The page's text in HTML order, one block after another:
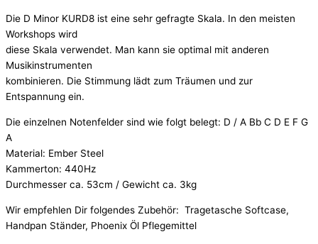
Die D Minor KURD8 ist eine sehr gefragte Skala. In den meisten
Workshops wird
diese Skala verwendet. Man kann sie optimal mit anderen
Musikinstrumenten
kombinieren. Die Stimmung lädt zum Träumen und zur
Entspannung ein.
Die einzelnen Notenfelder sind wie folgt belegt: D / A Bb C D E F G
A
Material: Ember Steel
Kammerton: 440Hz
Durchmesser ca. 53cm / Gewicht ca. 3kg
Wir empfehlen Dir folgendes Zubehör: Tragetasche Softcase,
Handpan Ständer, Phoenix Öl Pflegemittel